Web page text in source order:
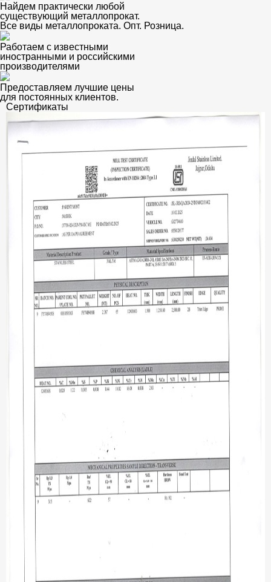
Найдем практически любой
существующий металлопрокат.
Все виды металлопроката. Опт. Розница.
Работаем с известными
иностранными и российскими
производителями
Предоставляем лучшие цены
для постоянных клиентов.
Сертификаты